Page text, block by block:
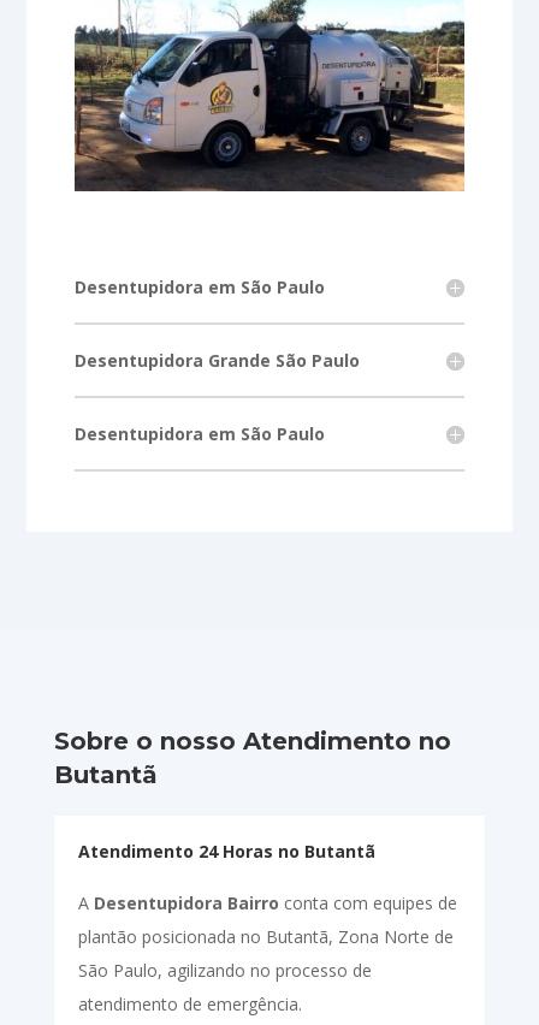
Desentupidora em São Paulo
Desentupidora Grande São Paulo
Desentupidora em São Paulo
Sobre o nosso Atendimento no
Butantã
Atendimento 24 Horas no Butantã
A Desentupidora Bairro conta com equipes de
plantão posicionada no Butantã, Zona Norte de
São Paulo, agilizando no processo de
atendimento de emergência.